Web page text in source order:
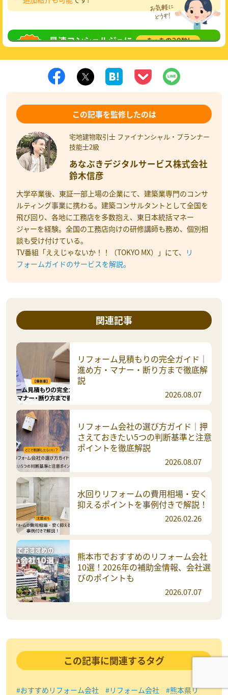
無料相談してみる
この記事を監修したのは
宅地建物取引士 ファイナンシャル・プランナー
技能士2級
あなぶきデジタルサービス株式会社
鈴木信彦
大学卒業後、東証一部上場の企業にて、建築業専門のコンサ
ルティング事業に携わる。建築コンサルタントとして全国を
飛び回り、各地に工務店を多数抱え、東日本統括マネー
ジャーを経験。全国の工務店向けの研修講師も務め、個別相
談も受け付けている。
TV番組「ええじゃないか！！（TOKYO MX）」にて、 リ
フォームガイドのサービスを解説。
関連記事
リフォーム見積もりの完全ガイド｜
進め方・マナー・断り方まで徹底解
説
2026.08.07
リフォーム会社の選び方ガイド｜押
さえておきたい5つの判断基準と注意
ポイントを徹底解説
2026.08.07
水回りリフォームの費用相場・安く
抑えるポイントを事例付きで解説！
2026.02.26
熊本市でおすすめのリフォーム会社
10選！2026年の補助金情報、会社選
びのポイントも
2026.07.07
この記事に関連するタグ
#おすすめリフォーム会社 #リフォーム会社 #熊本県リ